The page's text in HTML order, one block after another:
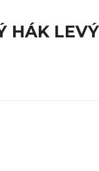
HÁK LEVÝ